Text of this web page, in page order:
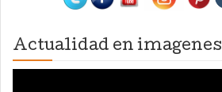
Actualidad en imagenes